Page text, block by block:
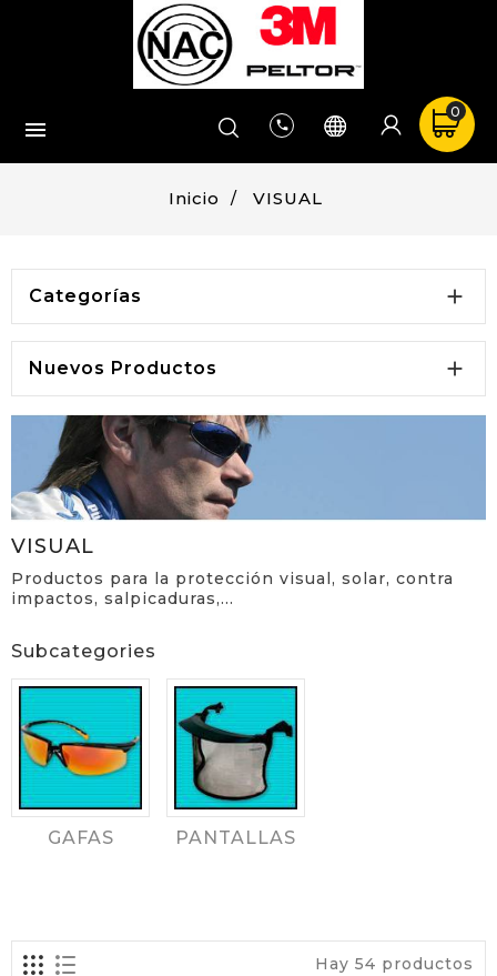

0

Inicio VISUAL
Categorías 
Nuevos Productos 
VISUAL
Productos para la protección visual, solar, contra
impactos, salpicaduras,...
Subcategories
GAFAS PANTALLAS
Hay 54 productos